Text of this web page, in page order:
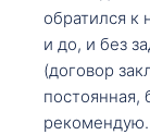
обратился к
и до, и без
(договор
постоянная,